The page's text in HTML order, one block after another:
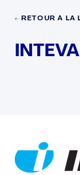
ADHÉRENTS
PRESSE
← RETOUR À LA